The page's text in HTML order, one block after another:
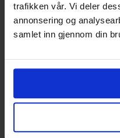
trafikken vår. Vi deler
annonsering og
samlet inn gjennom din